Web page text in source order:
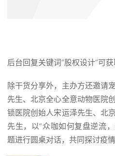
后台回复关键词“股权设计”可
除干货分享外，主办方还邀请
先生、北京全心全意动物医院
锁医院创始人宋运泽先生、北
先生，以“众咖如何复盘逆流
题进行圆桌对话，共同探讨疫